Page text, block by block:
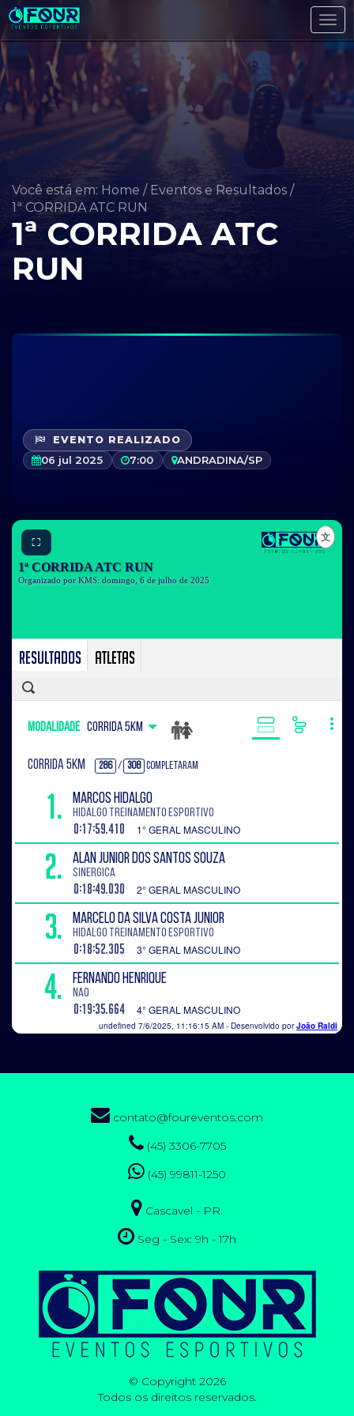
Você está em: Home / Eventos e Resultados /
1ª CORRIDA ATC RUN
1ª CORRIDA ATC
RUN
EVENTO REALIZADO
06 jul 2025 7:00 ANDRADINA/SP
⛶
contato@foureventos.com
(45) 3306-7705
(45) 99811-1250
Cascavel - PR.
Seg - Sex: 9h - 17h
© Copyright 2026
Todos os direitos reservados.